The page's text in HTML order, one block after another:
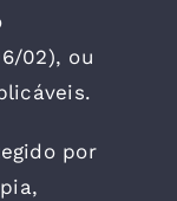
02), ou
por